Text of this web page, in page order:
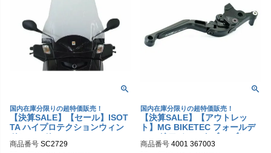
国内在庫分限りの超特価販売！
【決算SALE】【セール】ISOT
TA ハイプロテクションウィン
ドシールド YAMAHA X-MAX 1
25 (2006-2009) / X-MAX 250
商品番号 SC2729
国内在庫分限りの超特価販売！
【決算SALE】【アウトレッ
ト】MG BIKETEC フォールデ
ィング アジャスタブル ブレー
キレバー ブラック 4001 36700
商品番号 4001 367003